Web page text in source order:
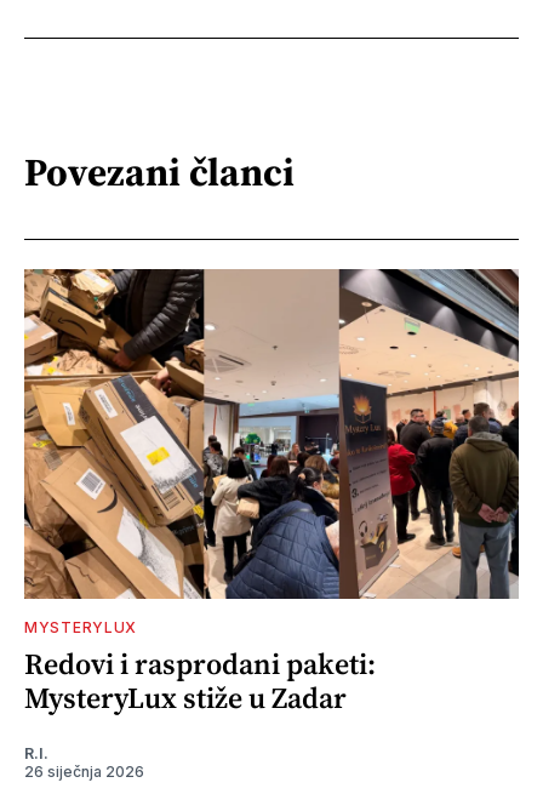
Povezani članci
MYSTERYLUX
Redovi i rasprodani paketi:
MysteryLux stiže u Zadar
R.I.
26 siječnja 2026